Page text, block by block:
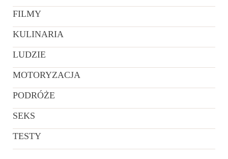
FILMY
KULINARIA
LUDZIE
MOTORYZACJA
PODRÓŻE
SEKS
TESTY